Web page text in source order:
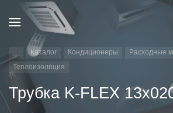
Каталог Кондиционеры
Расходные
Теплоизоляция
Трубка K-FLEX